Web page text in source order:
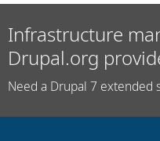
Infrastructure
Drupal.org
Need a Drupal 7 extended